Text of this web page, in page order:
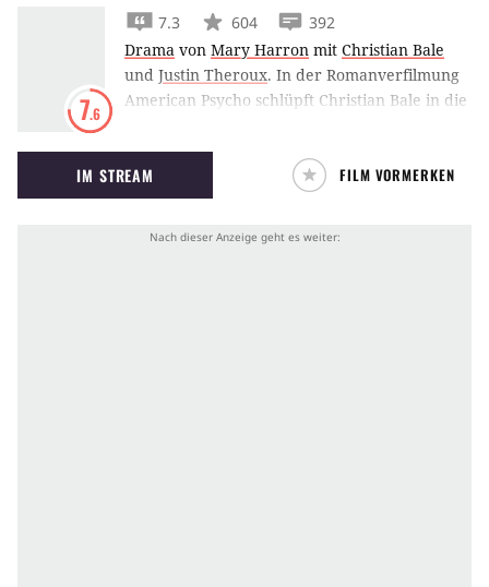
7.6
7.3 604
392
Drama von Mary Harron mit Christian Bale
und Justin Theroux. In der Romanverfilmung
American Psycho schlüpft Christian Bale in die
New York der 1980er Jahre.
IM STREAM FILM VORMERKEN